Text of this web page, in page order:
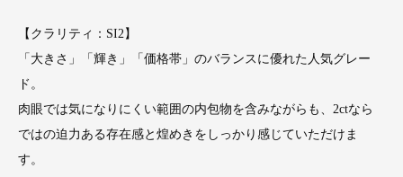
【クラリティ：SI2】
「大きさ」「輝き」「価格帯」のバランスに優れた人気グレー
ド。
肉眼では気になりにくい範囲の内包物を含みながらも、2ctなら
ではの迫力ある存在感と煌めきをしっかり感じていただけま
す。